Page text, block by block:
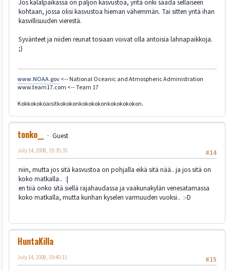
Jos kalalpaikassa on paljon kasvustoa, yritä onki saada sellaiseen
kohtaan, jossa olisi kasvustoa hieman vähemmän. Tai sitten yritä ihan
kasvillisuuden vierestä.
Syvänteet ja niiden reunat tosiaan voivat olla antoisia lahnapaikkoja.
;)
www.NOAA.gov<-- National Oceanic and Atmospheric Administration
www.team17.com <-- Team 17
Kokkokokoaisitkokokonkokokokonkokokokokon.
tonko__
Guest
#14
July 14, 2008, 19:35:35
niin, mutta jos sitä kasvustoa on pohjalla eikä sitä nää.. ja jos sitä on
koko matkalla.. :|
en tiiä onko sitä siellä rajahaudassa ja vaakunakylän venesatamassa
koko matkalla, mutta kunhan kyselen varmuuden vuoksi.. :-D
HuntaKilla
#15
July 14, 2008, 19:40:11